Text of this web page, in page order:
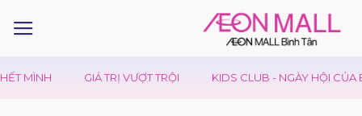
TRỘI KIDS CLUB - NGÀY HỘI CỦA BÉ SHOPPING